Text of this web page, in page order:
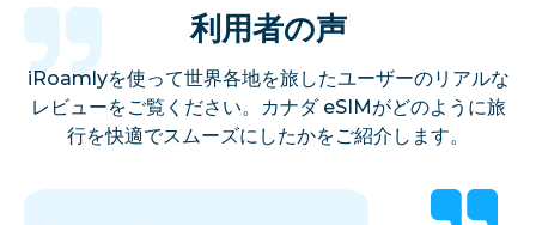
利用者の声
iRoamlyを使って世界各地を旅したユーザーのリアルな
レビューをご覧ください。カナダ eSIMがどのように旅
行を快適でスムーズにしたかをご紹介します。